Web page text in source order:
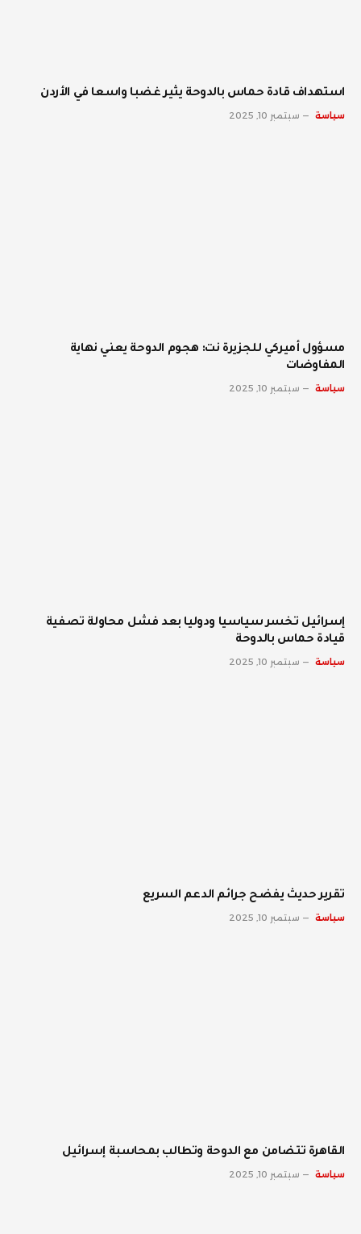
استهداف قادة حماس بالدوحة يثير غضبا واسعا في الأردن
سياسة سبتمبر 10, 2025
مسؤول أميركي للجزيرة نت: هجوم الدوحة يعني نهاية
المفاوضات
سياسة سبتمبر 10, 2025
إسرائيل تخسر سياسيا ودوليا بعد فشل محاولة تصفية
قيادة حماس بالدوحة
سياسة سبتمبر 10, 2025
تقرير حديث يفضح جرائم الدعم السريع
سياسة سبتمبر 10, 2025
القاهرة تتضامن مع الدوحة وتطالب بمحاسبة إسرائيل
سياسة سبتمبر 10, 2025